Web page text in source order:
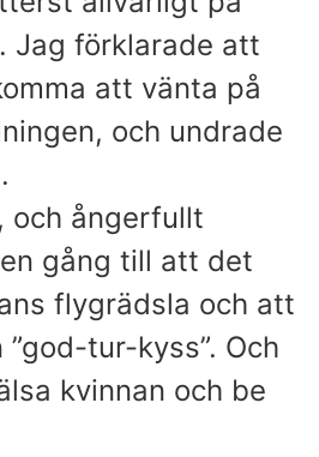
Jag förklarade att
att vänta på
och undrade
och ångerfullt
gång till att det
flygrädsla och att
tur-kyss”. Och
kvinnan och be